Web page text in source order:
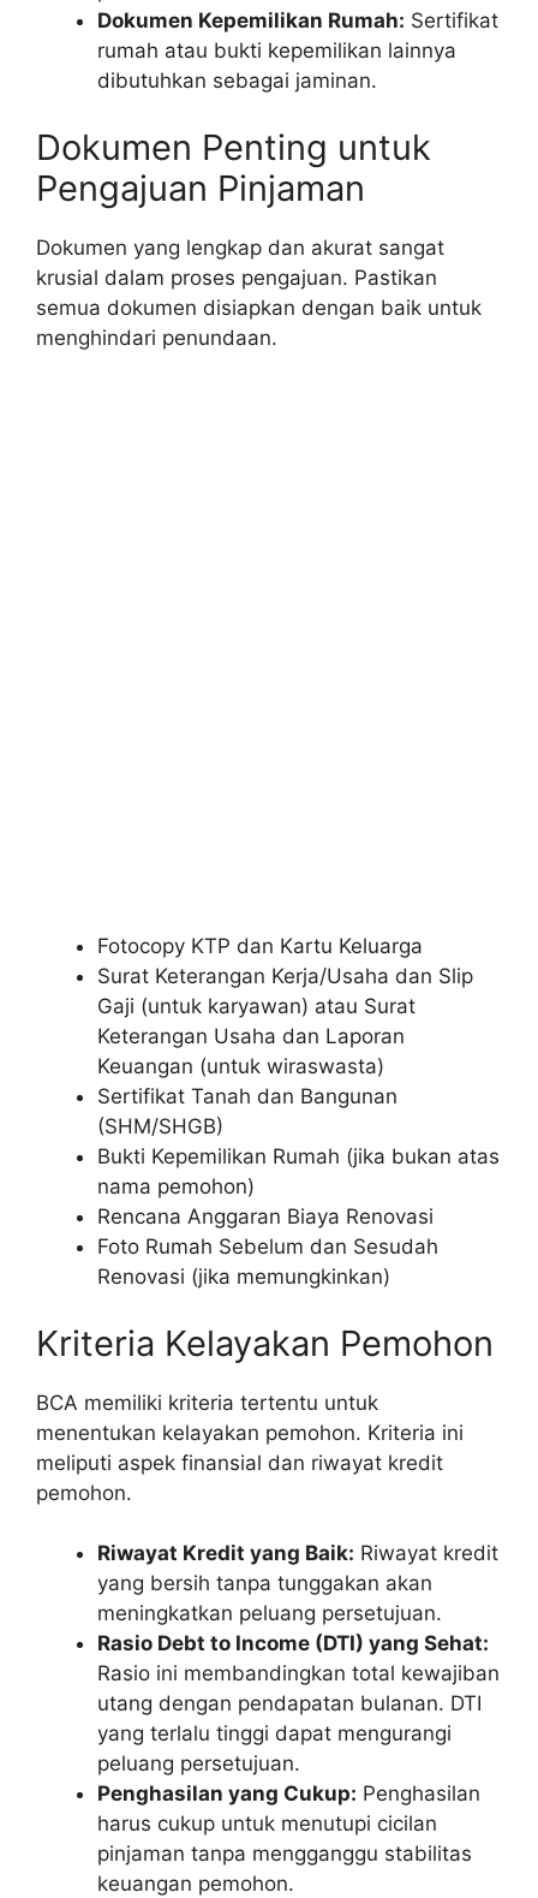
Dokumen Kepemilikan Rumah: Sertifikat
rumah atau bukti kepemilikan lainnya
dibutuhkan sebagai jaminan.
Dokumen Penting untuk
Pengajuan Pinjaman
Dokumen yang lengkap dan akurat sangat
krusial dalam proses pengajuan. Pastikan
semua dokumen disiapkan dengan baik untuk
menghindari penundaan.
Fotocopy KTP dan Kartu Keluarga
Surat Keterangan Kerja/Usaha dan Slip
Gaji (untuk karyawan) atau Surat
Keterangan Usaha dan Laporan
Keuangan (untuk wiraswasta)
Sertifikat Tanah dan Bangunan
(SHM/SHGB)
Bukti Kepemilikan Rumah (jika bukan atas
nama pemohon)
Rencana Anggaran Biaya Renovasi
Foto Rumah Sebelum dan Sesudah
Renovasi (jika memungkinkan)
Kriteria Kelayakan Pemohon
BCA memiliki kriteria tertentu untuk
menentukan kelayakan pemohon. Kriteria ini
meliputi aspek finansial dan riwayat kredit
pemohon.
Riwayat Kredit yang Baik: Riwayat kredit
yang bersih tanpa tunggakan akan
meningkatkan peluang persetujuan.
Rasio Debt to Income (DTI) yang Sehat:
Rasio ini membandingkan total kewajiban
utang dengan pendapatan bulanan. DTI
yang terlalu tinggi dapat mengurangi
peluang persetujuan.
Penghasilan yang Cukup: Penghasilan
harus cukup untuk menutupi cicilan
pinjaman tanpa mengganggu stabilitas
keuangan pemohon.